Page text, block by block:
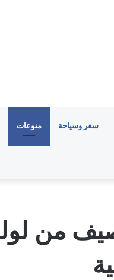
سفر وسياحة منوعات
من